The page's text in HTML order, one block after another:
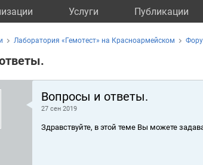
Услуги Публикации
Лаборатория «Гемотест» на Красноармейском
Вопросы и ответы.
27 сен 2019
Здравствуйте, в этой теме Вы можете